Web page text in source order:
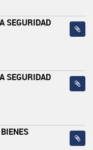
SEGURIDAD
SEGURIDAD